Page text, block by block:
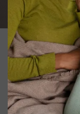
Ako
nam svoju
besplatno